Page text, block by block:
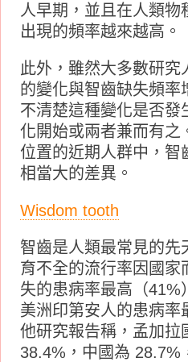
人早期，並且在人類物
出現的頻率越來越高。
此外，雖然大多數研究
的變化與智齒缺失頻率
不清楚這種變化是否發
化開始或兩者兼而有之
位置的近期人群中，智
相當大的差異。
Wisdom tooth
智齒是人類最常見的先
育不全的流行率因國家
失的患病率最高（41%
美洲印第安人的患病率
他研究報告稱，孟加拉
38.4%，中國為 28.7%